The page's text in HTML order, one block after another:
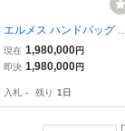
エルメス ハンドバッグ バ
ーキン バーキン35 アルデ
ンヌ ブラック ブラック
現在 1,980,000円
即決 1,980,000円
入札 - 残り 1日